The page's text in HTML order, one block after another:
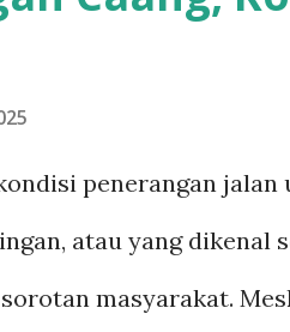
penerangan jalan
atau yang dikenal
masyarakat.